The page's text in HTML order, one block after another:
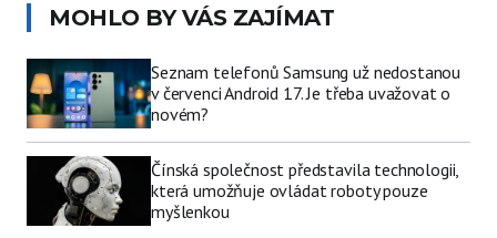
MOHLO BY VÁS ZAJÍMAT
Seznam telefonů Samsung už nedostanou
v červenci Android 17. Je třeba uvažovat o
novém?
Čínská společnost představila technologii,
která umožňuje ovládat roboty pouze
myšlenkou